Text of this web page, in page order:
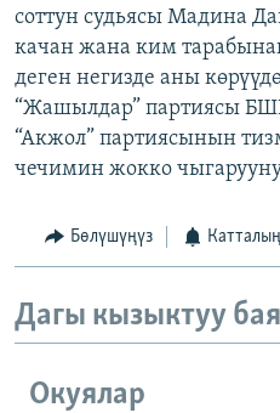
ЫҢГАЙСЫЗ СУРООЛОР
ЭЕ/АРнун бардык
соттун судьясы Мадина
качан жана ким
деген негизде аны
“Жашылдар” партиясы
“Акжол” партиясынын
чечимин жокко
Бөлүшүңүз
Дагы кызыктуу
Окуялар